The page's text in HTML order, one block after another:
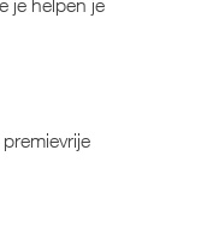
je helpen je